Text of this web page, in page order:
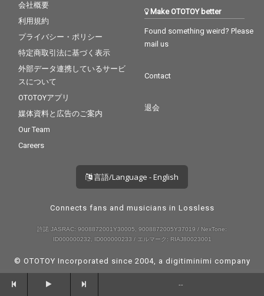
会社概要
利用規約
プライバシー・ポリシー
特定商取引法に基づく表示
外部データ連携しているサービ
スについて
OTOTOYアプリ
媒体資料と広告のご案内
Our Team
Careers
Make OTOTOY better
Found something weird? Please
mail us
Contact
退会
言語/Language - English
Connects fans and musicians in Lossless
許諾 JASRAC: 9008872001Y30005, 9008872005Y37019 / NexTone:
ID000000232, ID000000233 / エルマーク: RIAJ80023001
© OTOTOY Incorporated since 2004, a digitiminimi company
--